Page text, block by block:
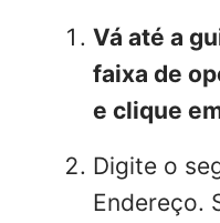
Vá até a
faixa de
e clique
Digite o
Endereço.